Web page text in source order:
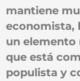
mantiene
economista,
un elemento
que está
populista y